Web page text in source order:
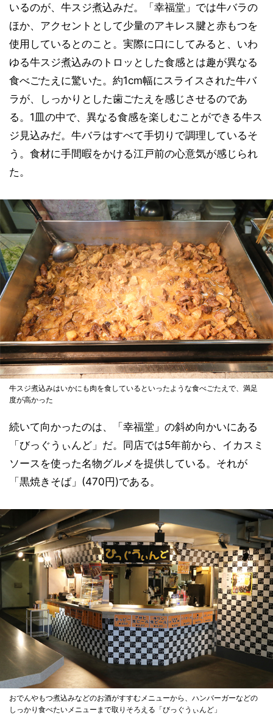
いるのが、牛スジ煮込みだ。「幸福堂」では牛バラの
ほか、アクセントとして少量のアキレス腱と赤もつを
使用しているとのこと。実際に口にしてみると、いわ
ゆる牛スジ煮込みのトロッとした食感とは趣が異なる
食べごたえに驚いた。約1cm幅にスライスされた牛バ
ラが、しっかりとした歯ごたえを感じさせるのであ
る。1皿の中で、異なる食感を楽しむことができる牛ス
ジ見込みだ。牛バラはすべて手切りで調理しているそ
う。食材に手間暇をかける江戸前の心意気が感じられ
た。
牛スジ煮込みはいかにも肉を食しているといったような食べごたえで、満足
度が高かった
続いて向かったのは、「幸福堂」の斜め向かいにある
「びっぐうぃんど」だ。同店では5年前から、イカスミ
ソースを使った名物グルメを提供している。それが
「黒焼きそば」(470円)である。
おでんやもつ煮込みなどのお酒がすすむメニューから、ハンバーガーなどの
しっかり食べたいメニューまで取りそろえる「びっぐうぃんど」